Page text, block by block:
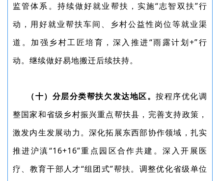
监管体系。持续做好就业帮扶，实施“志智双扶”行
动，用好就业帮扶车间、乡村公益性岗位等就业渠
道。加强乡村工匠培育，深入推进“雨露计划+”行
动。继续做好易地搬迁后续扶持。
（十）分层分类帮扶欠发达地区。按程序优化调
整国家和省级乡村振兴重点帮扶县，完善支持政策，
激发内生发展动力。深化拓展东西部协作领域，扎实
推进沪滇“16+16”重点园区合作共建。深入开展医
疗、教育干部人才“组团式”帮扶。调整优化省级单位